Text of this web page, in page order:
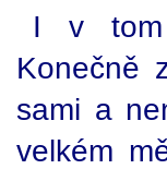
I v tom
Konečně
sami a
velkém